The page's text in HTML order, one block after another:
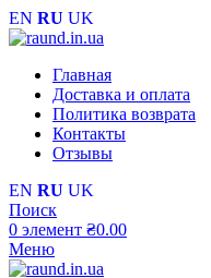
EN RU UK
Главная
Доставка и оплата
Политика возврата
Контакты
Отзывы
EN RU UK
Поиск
0 элемент ₴0.00
Меню